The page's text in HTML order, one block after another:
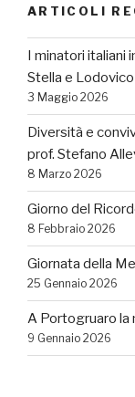
ARTICOLI
I minatori
Stella e
3 Maggio 2026
Diversità e
prof. Stefano
8 Marzo 2026
Giorno del
8 Febbraio 2026
Giornata della
25 Gennaio 2026
A Portogruaro la
9 Gennaio 2026